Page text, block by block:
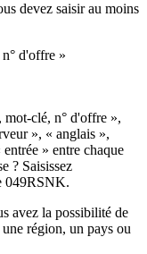
devez saisir au moins
d'offre »
mot-clé, n° d'offre »,
», « anglais »,
» entre chaque
? Saisissez
049RSNK.
avez la possibilité de
région, un pays ou